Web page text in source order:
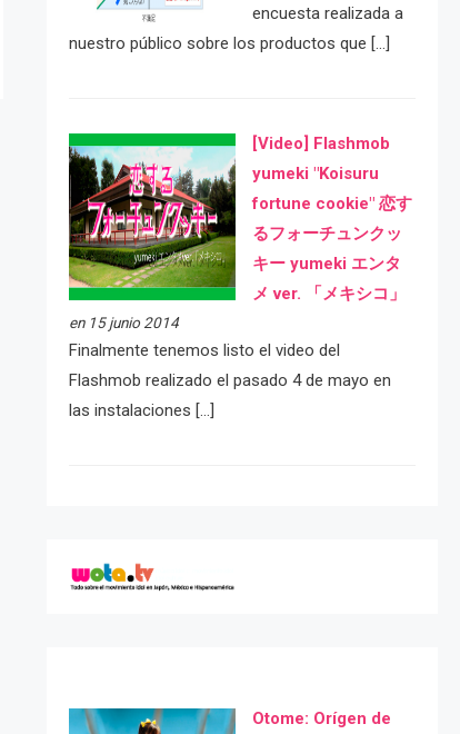
encuesta realizada a
nuestro público sobre los productos que […]
[Video] Flashmob
yumeki "Koisuru
fortune cookie" 恋す
るフォーチュンクッ
キー yumeki エンタ
メ ver. 「メキシコ」
en 15 junio 2014
Finalmente tenemos listo el video del
Flashmob realizado el pasado 4 de mayo en
las instalaciones […]
Otome: Orígen de